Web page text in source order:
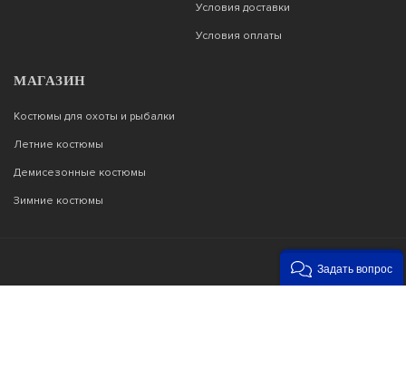
Условия доставки
Условия оплаты
МАГАЗИН
Костюмы для охоты и рыбалки
Летние костюмы
Демисезонные костюмы
Зимние костюмы
Задать вопрос